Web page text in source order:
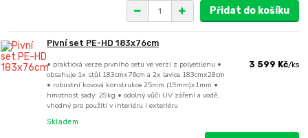
Přidat do košíku
Pivní set PE-HD 183x76cm
• praktická verze pivního setu ve verzi z polyetilenu •
obsahuje 1x stůl 183cmx76cm a 2x lavice 183cmx28cm
• robustní kovová konstrukce 25mm (19mm)x1mm •
hmotnost sady: 29kg • odolný vůči UV záření a vodě,
vhodný pro použití v interiéru i exteriéru
3 599 Kč/ks
Skladem